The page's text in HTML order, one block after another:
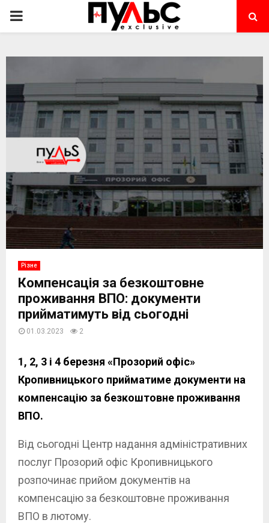
PRIMARY
Різне
Компенсація за безкоштовне
проживання ВПО: документи
прийматимуть від сьогодні
01.03.2023 2
1, 2, 3 і 4 березня «Прозорий офіс»
Кропивницького прийматиме документи на
компенсацію за безкоштовне проживання
ВПО.
Від сьогодні Центр надання адміністративних
послуг Прозорий офіс Кропивницького
розпочинає прийом документів на
компенсацію за безкоштовне проживання
ВПО в лютому.